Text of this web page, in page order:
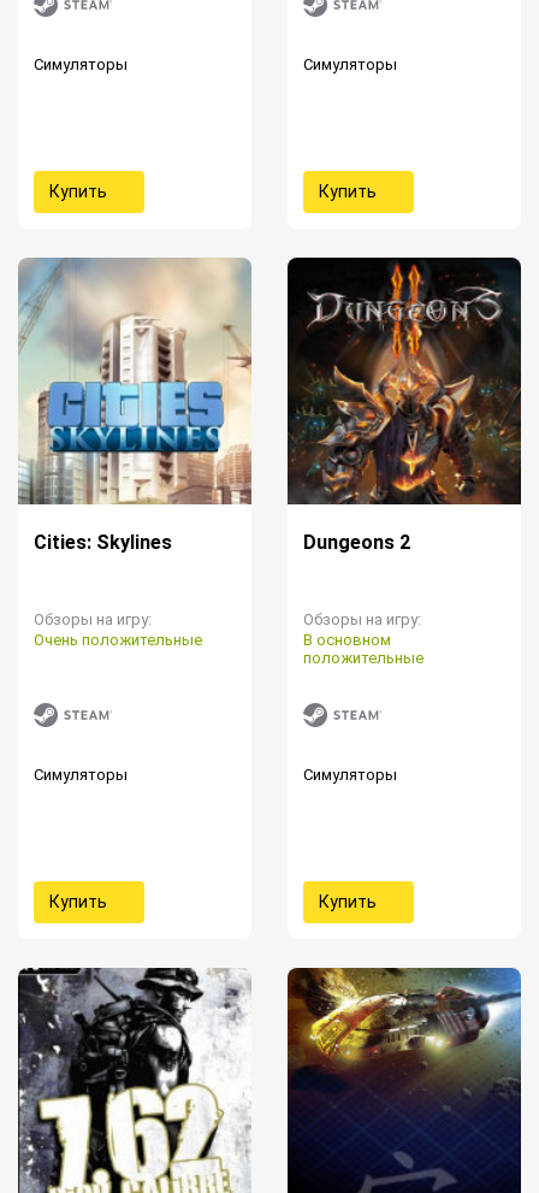
Симуляторы
Купить
Симуляторы
Купить
Cities: Skylines
Обзоры на игру:
Очень положительные
Симуляторы
Купить
Dungeons 2
Обзоры на игру:
В основном
положительные
Симуляторы
Купить